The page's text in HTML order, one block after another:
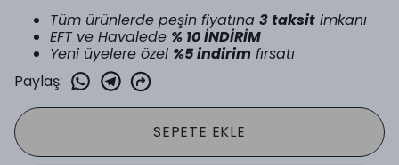
Tüm ürünlerde peşin fiyatına 3 taksit imkanı
EFT ve Havalede % 10 İNDİRİM
Yeni üyelere özel %5 indirim fırsatı
Paylaş:
SEPETE EKLE